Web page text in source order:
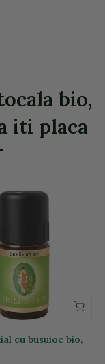
bio,
iti placa
cu busuioc bio,